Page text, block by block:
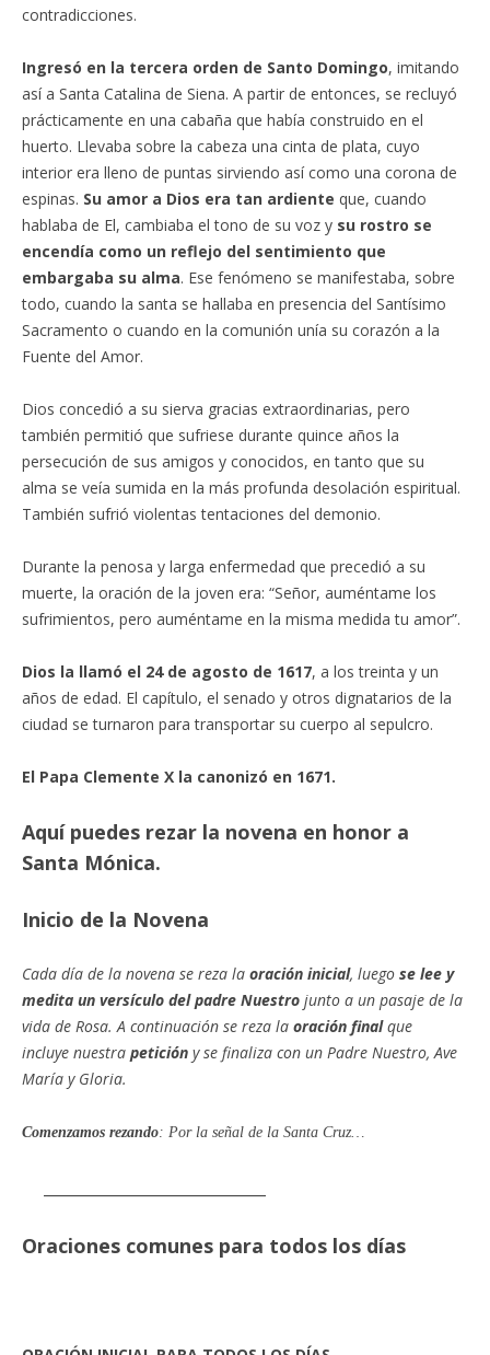
contradicciones.
Ingresó en la tercera orden de Santo Domingo, imitando
así a Santa Catalina de Siena. A partir de entonces, se recluyó
prácticamente en una cabaña que había construido en el
huerto. Llevaba sobre la cabeza una cinta de plata, cuyo
interior era lleno de puntas sirviendo así como una corona de
espinas. Su amor a Dios era tan ardiente que, cuando
hablaba de El, cambiaba el tono de su voz y su rostro se
encendía como un reflejo del sentimiento que
embargaba su alma. Ese fenómeno se manifestaba, sobre
todo, cuando la santa se hallaba en presencia del Santísimo
Sacramento o cuando en la comunión unía su corazón a la
Fuente del Amor.
Dios concedió a su sierva gracias extraordinarias, pero
también permitió que sufriese durante quince años la
persecución de sus amigos y conocidos, en tanto que su
alma se veía sumida en la más profunda desolación espiritual.
También sufrió violentas tentaciones del demonio.
Durante la penosa y larga enfermedad que precedió a su
muerte, la oración de la joven era: “Señor, auméntame los
sufrimientos, pero auméntame en la misma medida tu amor”.
Dios la llamó el 24 de agosto de 1617, a los treinta y un
años de edad. El capítulo, el senado y otros dignatarios de la
ciudad se turnaron para transportar su cuerpo al sepulcro.
El Papa Clemente X la canonizó en 1671.
Aquí puedes rezar la novena en honor a
Santa Mónica.
Inicio de la Novena
Cada día de la novena se reza la oración inicial, luego se lee y
medita un versículo del padre Nuestro junto a un pasaje de la
vida de Rosa. A continuación se reza la oración finalque
incluye nuestra petición y se finaliza con un Padre Nuestro, Ave
María y Gloria.
Comenzamos rezando: Por la señal de la Santa Cruz…
Oraciones comunes para todos los días